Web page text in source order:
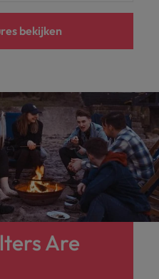
bekijken
Are